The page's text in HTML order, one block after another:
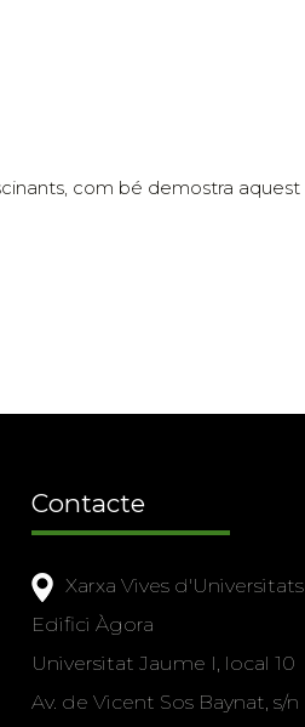
com bé demostra aquest
Contacte
Xarxa Vives d'Universitats
Edifici Àgora
Universitat Jaume I, local 10
Av. de Vicent Sos Baynat, s/n